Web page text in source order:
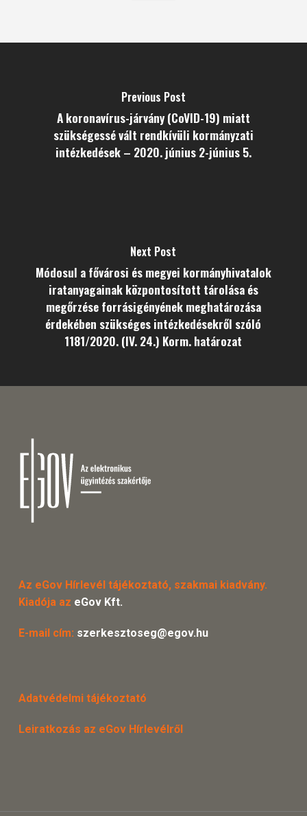
Previous Post
A koronavírus-járvány (CoVID-19) miatt
szükségessé vált rendkívüli kormányzati
intézkedések – 2020. június 2-június 5.
Next Post
Módosul a fővárosi és megyei kormányhivatalok
iratanyagainak központosított tárolása és
megőrzése forrásigényének meghatározása
érdekében szükséges intézkedésekről szóló
1181/2020. (IV. 24.) Korm. határozat
Az eGov Hírlevél tájékoztató, szakmai kiadvány.
Kiadója az eGov Kft.
E-mail cím: szerkesztoseg@egov.hu
Adatvédelmi tájékoztató
Leiratkozás az eGov Hírlevélről